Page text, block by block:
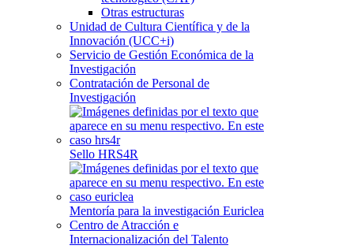
Otras estructuras
Unidad de Cultura Científica y de la
Innovación (UCC+i)
Servicio de Gestión Económica de la
Investigación
Contratación de Personal de
Investigación
Sello HRS4R
Mentoría para la investigación Euriclea
Centro de Atracción e
Internacionalización del Talento